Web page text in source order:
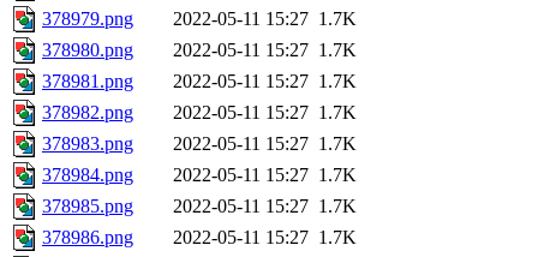
378979.png
2022-05-11 15:27 1.7K
378980.png
2022-05-11 15:27 1.7K
378981.png
2022-05-11 15:27 1.7K
378982.png
2022-05-11 15:27 1.7K
378983.png
2022-05-11 15:27 1.7K
378984.png
2022-05-11 15:27 1.7K
378985.png
2022-05-11 15:27 1.7K
378986.png
2022-05-11 15:27 1.7K